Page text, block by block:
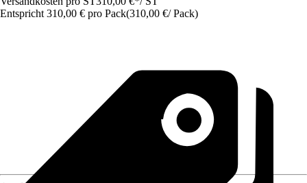
Entspricht 310,00 € pro Pack(310,00 €/ Pack)